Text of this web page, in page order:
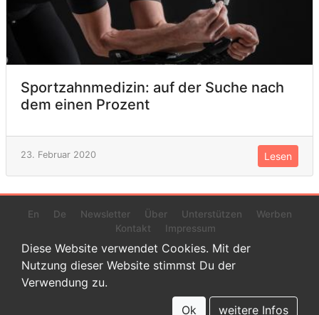
Sportzahnmedizin: auf der Suche nach
dem einen Prozent
23. Februar 2020 Lesen
En De Newsletter Über Unterstützen
Werben
Kontakt
Impressum
© 2022 www.endurance-data.com - aaa
Dies ist eine Beta-Version. Höchstwahrscheinlich haben sich auf
dieser Website noch einige Fehler versteckt.
Diese Website verwendet Cookies. Mit der
Nutzung dieser Website stimmst Du der
Verwendung zu.
Ok
weitere Infos